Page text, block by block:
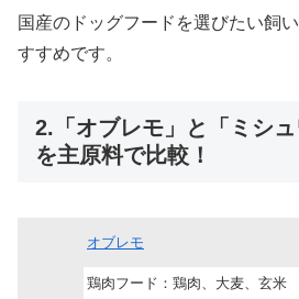
国産のドッグフードを選びたい飼
すすめです。
2.「オブレモ」と「ミシュ
を主原料で比較！
オブレモ
鶏肉フード：鶏肉、大麦、玄米